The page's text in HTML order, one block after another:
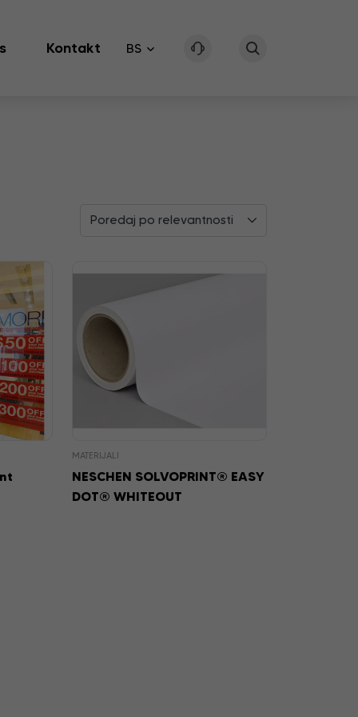
Kontakt BS
Poredaj po relevantnosti
MATERIJALI
NESCHEN SOLVOPRINT® EASY
DOT® WHITEOUT